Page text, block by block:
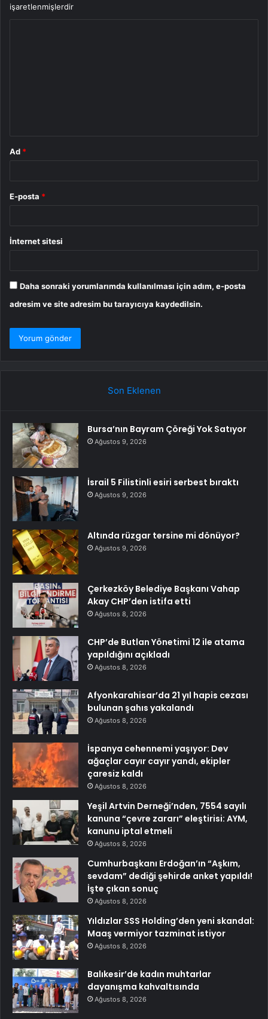
işaretlenmişlerdir
Ad *
E-posta *
İnternet sitesi
Daha sonraki yorumlarımda kullanılması için adım, e-posta
adresim ve site adresim bu tarayıcıya kaydedilsin.
Son Eklenen
Bursa’nın Bayram Çöreği Yok Satıyor
Ağustos 9, 2026
İsrail 5 Filistinli esiri serbest bıraktı
Ağustos 9, 2026
Altında rüzgar tersine mi dönüyor?
Ağustos 9, 2026
Çerkezköy Belediye Başkanı Vahap
Akay CHP’den istifa etti
Ağustos 8, 2026
CHP’de Butlan Yönetimi 12 ile atama
yapıldığını açıkladı
Ağustos 8, 2026
Afyonkarahisar’da 21 yıl hapis cezası
bulunan şahıs yakalandı
Ağustos 8, 2026
İspanya cehennemi yaşıyor: Dev
ağaçlar cayır cayır yandı, ekipler
çaresiz kaldı
Ağustos 8, 2026
Yeşil Artvin Derneği’nden, 7554 sayılı
kanuna “çevre zararı” eleştirisi: AYM,
kanunu iptal etmeli
Ağustos 8, 2026
Cumhurbaşkanı Erdoğan’ın “Aşkım,
sevdam” dediği şehirde anket yapıldı!
İşte çıkan sonuç
Ağustos 8, 2026
Yıldızlar SSS Holding’den yeni skandal:
Maaş vermiyor tazminat istiyor
Ağustos 8, 2026
Balıkesir’de kadın muhtarlar
dayanışma kahvaltısında
Ağustos 8, 2026